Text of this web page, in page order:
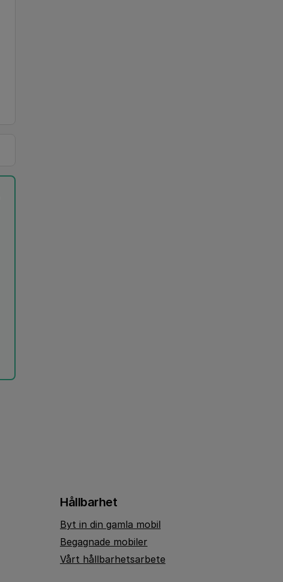
Hållbarhet
Byt in din gamla mobil
Begagnade mobiler
Vårt hållbarhetsarbete